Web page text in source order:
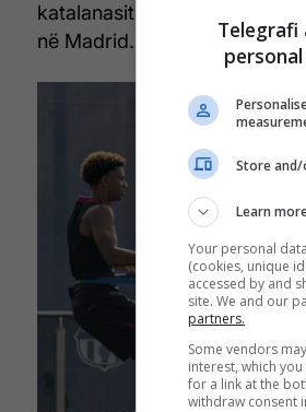
katalanasit nuk duan ta lënë
në Madrid.
Telegrafi
Store and/
Learn
Your personal
(cookies, unique
accessed by and
site. We and our
partners.
Some vendors
interest, which
for a link at the
withdraw consent